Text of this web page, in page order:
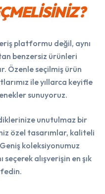
platformu değil, aynı
benzersiz ürünleri
Özenle seçilmiş ürün
ile yıllarca keyifle
sunuyoruz.
unutulmaz bir
özel tasarımlar, kaliteli
koleksiyonumuz
alışverişin en şık